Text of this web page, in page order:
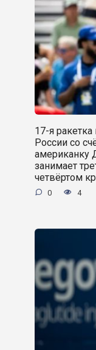
17-я
России со
американку
занимает
четвёртом
0 4